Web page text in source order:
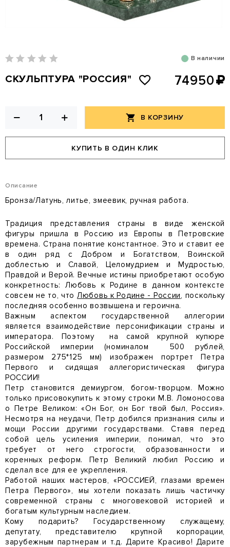
В наличии
СКУЛЬПТУРА "РОССИЯ" 74950
В КОРЗИНУ
КУПИТЬ В ОДИН КЛИК
Описание
Бронза/Латунь, литье, змеевик, ручная работа.
Традиция представления страны в виде женской
фигуры пришла в Россию из Европы в Петровские
времена. Страна понятие константное. Это и ставит ее
в один ряд с Добром и Богатством, Воинской
доблестью и Славой, Целомудрием и Мудростью,
Правдой и Верой. Вечные истины приобретают особую
конкретность: Любовь к Родине в данном контексте
совсем не то, что Любовь к Родине - России, поскольку
последняя особенно возвышена и героична.
Важным аспектом государственной аллегории
является взаимодействие персонификации страны и
императора. Поэтому на самой крупной купюре
Российской империи (номиналом 500 рублей,
размером 275*125 мм) изображен портрет Петра
Первого и сидящая аллегористическая фигура
РОССИИ!
Петр становится демиургом, богом-творцом. Можно
только присовокупить к этому строки М.В. Ломоносова
о Петре Великом: «Он Бог, он Бог твой был, Россия».
Несмотря на неудачи, Петр добился признания силы и
мощи России другими государствами. Ставя перед
собой цель усиления империи, понимал, что это
требует от него строгости, образованности и
коренных реформ. Петр Великий любил Россию и
сделал все для ее укрепления.
Работой наших мастеров, «РОССИЕЙ, глазами времен
Петра Первого», мы хотели показать лишь частичку
современной страны с многовековой историей и
богатым культурным наследием.
Кому подарить? Государственному служащему,
депутату, представителю крупной корпорации,
зарубежным партнерам и т.д. Дарите Красиво! Дарите